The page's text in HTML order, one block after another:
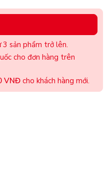
sản phẩm trở lên.
cho đơn hàng trên
VNĐ cho khách hàng mới.